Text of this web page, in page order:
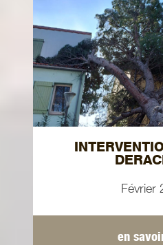
Février
en